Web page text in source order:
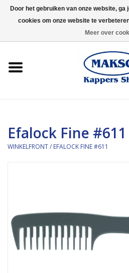
Kaaral
Merken
Efalock Fine #611
WINKELFRONT/ EFALOCK FINE #611
Door het gebruiken van onze website,
cookies om onze website te
Meer over